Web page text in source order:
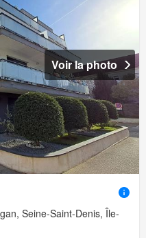
Voir la photo
Seine-Saint-Denis, Île-